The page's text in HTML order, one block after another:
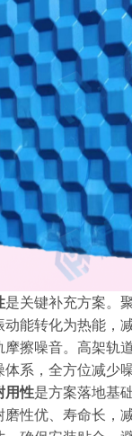
是关键补充方案。
动能转化为热能，
摩擦噪音。高架轨
系，全方位减少
用性是方案落地基
磨性优、寿命长，